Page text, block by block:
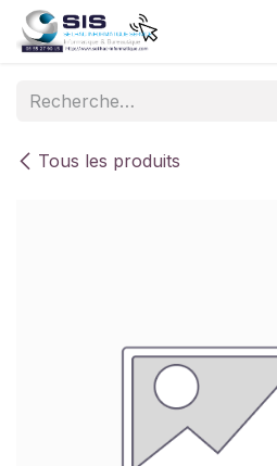
Se rendre au contenu
Tous les produits